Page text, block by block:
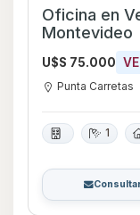
Oficina en Venta en Punta
Montevideo
U$S 75.000
Punta Carretas
1